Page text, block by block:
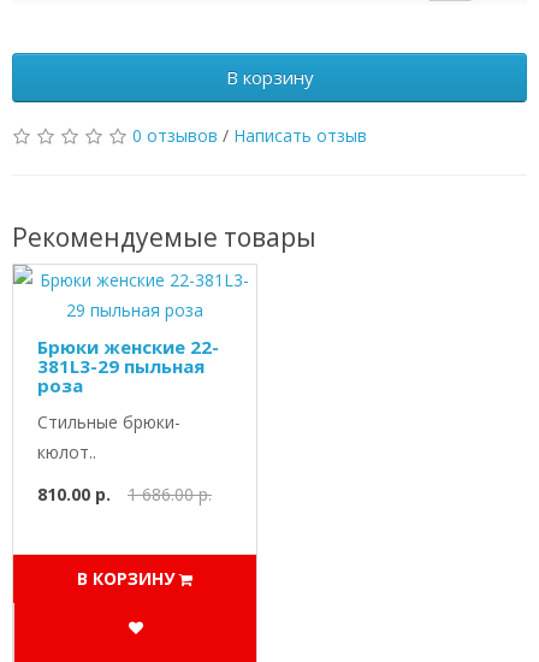
В корзину
0 отзывов / Написать отзыв
Рекомендуемые товары
Брюки женские 22-
381L3-29 пыльная
роза
Стильные брюки-
кюлот..
810.00 р.
1 686.00 р.
В КОРЗИНУ